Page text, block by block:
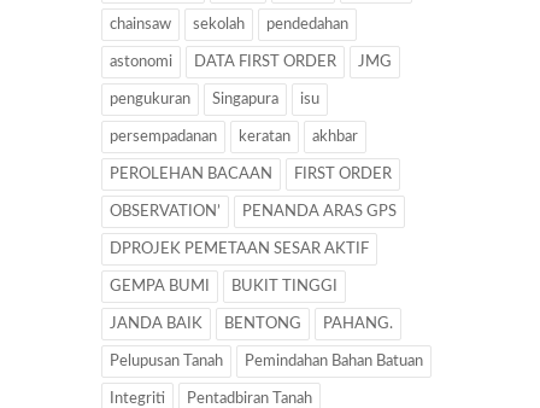
chainsaw sekolah pendedahan
astonomi DATA FIRST ORDER JMG
pengukuran Singapura isu
persempadanan keratan akhbar
PEROLEHAN BACAAN FIRST ORDER
OBSERVATION’ PENANDA ARAS GPS
DPROJEK PEMETAAN SESAR AKTIF
GEMPA BUMI BUKIT TINGGI
JANDA BAIK BENTONG PAHANG.
Pelupusan Tanah Pemindahan Bahan Batuan
Integriti Pentadbiran Tanah